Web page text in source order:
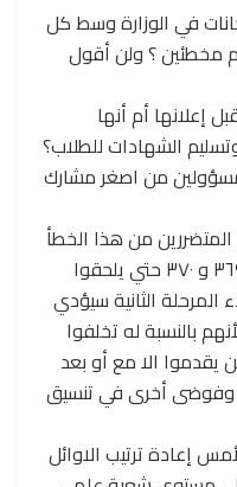
في الوزارة وسط كل
مخطئين ؟ ولن أقول
إعلانها أم أنها
الشهادات للطلاب؟
من اصغر مشارك
من هذا الخطأ
بما فيهم الحاصلين علي مجموع ٣٦٩ و ٣٧٠ حتي يلحقوا
المرحلة الثانية سيؤدي
بالنسبة له تخلفوا
يقدموا الا مع أو بعد
وفوضى أخرى في تنسيق
إعادة ترتيب الاوائل